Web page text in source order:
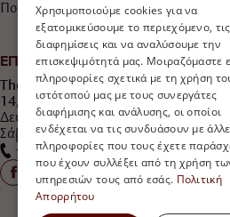
Πορτοκαλί
ΕΠΙΚΟΙΝΩΝΙΑ
The Wine Shop "750ml Winederful
14, Παλαιό Φάληρο, ΤΚ 17562
Δευτέρα έως Παρασκευή 10:30 - 21:30
Σάββατο 10:30 - 21:30
+30 2109 813 333
Χρησιμοποιούμε cookies για να
εξατομικεύσουμε το περιεχόμενο, τις
διαφημίσεις και να αναλύσουμε την
επισκεψιμότητά μας. Μοιραζόμαστε
πληροφορίες σχετικά με τη χρήση
ιστότοπού μας με τους συνεργάτες
διαφήμισης και ανάλυσης, οι οποίοι
ενδέχεται να τις συνδυάσουν με
πληροφορίες που τους έχετε
που έχουν συλλέξει από τη χρήση
υπηρεσιών τους από εσάς. Πολιτική
Απορρήτου